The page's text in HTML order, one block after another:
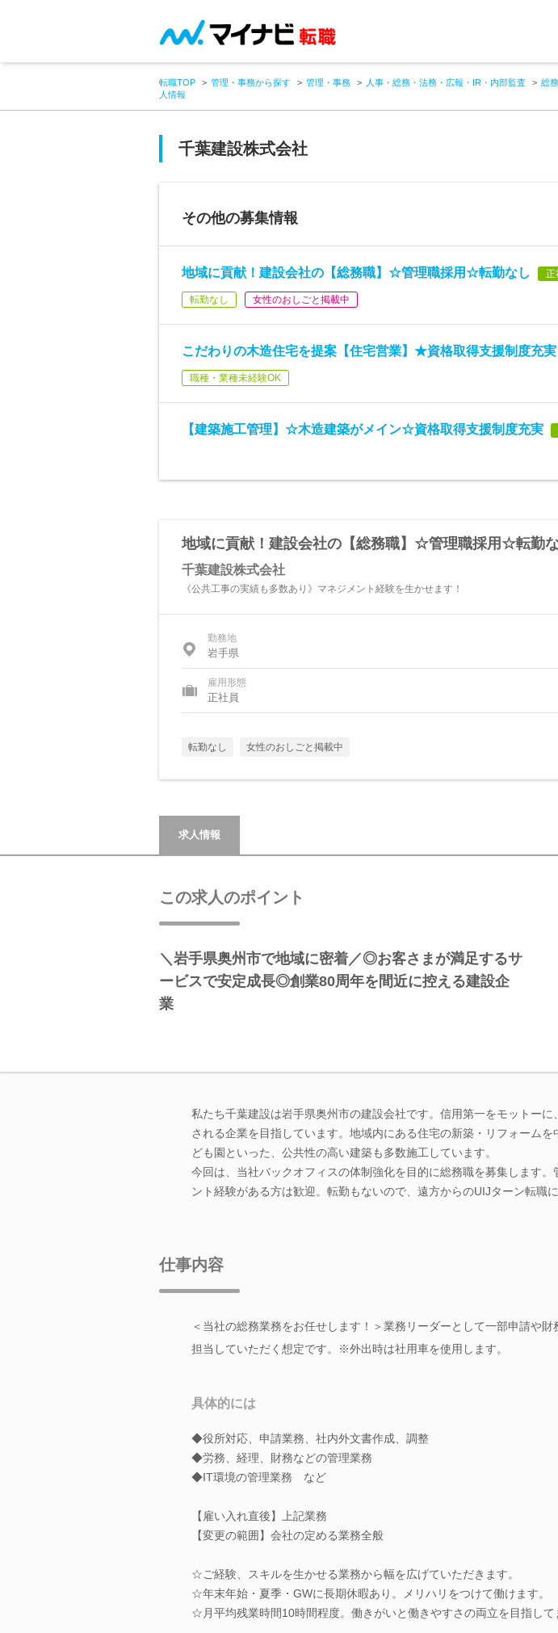
転職TOP 管理・事務から探す 管理・事務 人事・総務・法務・広報・IR・内部監査 総務
人情報
千葉建設株式会社
その他の募集情報
地域に貢献！建設会社の【総務職】☆管理職採用☆転勤なし 正
転勤なし 女性のおしごと掲載中
こだわりの木造住宅を提案【住宅営業】★資格取得支援制度充実
職種・業種未経験OK
【建築施工管理】☆木造建築がメイン☆資格取得支援制度充実
地域に貢献！建設会社の【総務職】☆管理職採用☆転勤
千葉建設株式会社
《公共工事の実績も多数あり》マネジメント経験を生かせます！
勤務地
岩手県
雇用形態
正社員
転勤なし 女性のおしごと掲載中
求人情報
この求人のポイント
＼岩手県奥州市で地域に密着／◎お客さまが満足するサ
ービスで安定成長◎創業80周年を間近に控える建設企
業
私たち千葉建設は岩手県奥州市の建設会社です。信用第一をモットーに
される企業を目指しています。地域内にある住宅の新築・リフォームを
ども園といった、公共性の高い建築も多数施工しています。
今回は、当社バックオフィスの体制強化を目的に総務職を募集します。
ント経験がある方は歓迎。転勤もないので、遠方からのUIJターン転職に
仕事内容
＜当社の総務業務をお任せします！＞業務リーダーとして一部申請や財
担当していただく想定です。※外出時は社用車を使用します。
具体的には
◆役所対応、申請業務、社内外文書作成、調整
◆労務、経理、財務などの管理業務
◆IT環境の管理業務 など
【雇い入れ直後】上記業務
【変更の範囲】会社の定める業務全般
☆ご経験、スキルを生かせる業務から幅を広げていただきます。
☆年末年始・夏季・GWに長期休暇あり。メリハリをつけて働けます。
☆月平均残業時間10時間程度。働きがいと働きやすさの両立を目指して